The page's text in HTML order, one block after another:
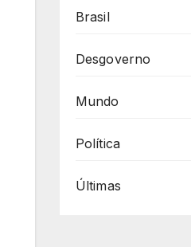
Brasil
Desgoverno
Mundo
Política
Últimas